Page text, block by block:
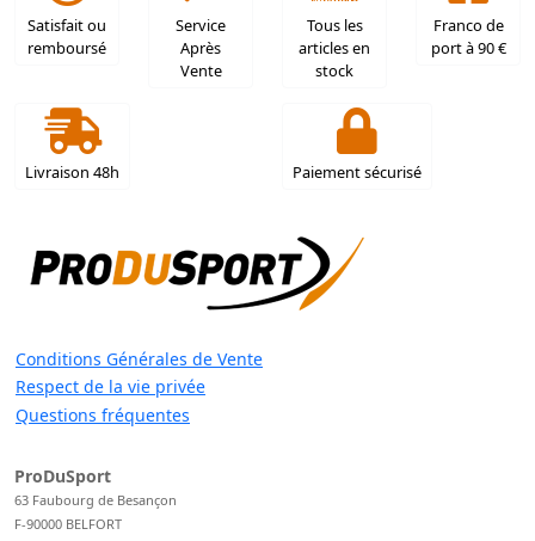
Satisfait ou
remboursé
Service
Après
Vente
Tous les
articles en
stock
Franco de
port à 90 €
Livraison 48h Paiement sécurisé
Conditions Générales de Vente
Respect de la vie privée
Questions fréquentes
ProDuSport
63 Faubourg de Besançon
F-90000 BELFORT